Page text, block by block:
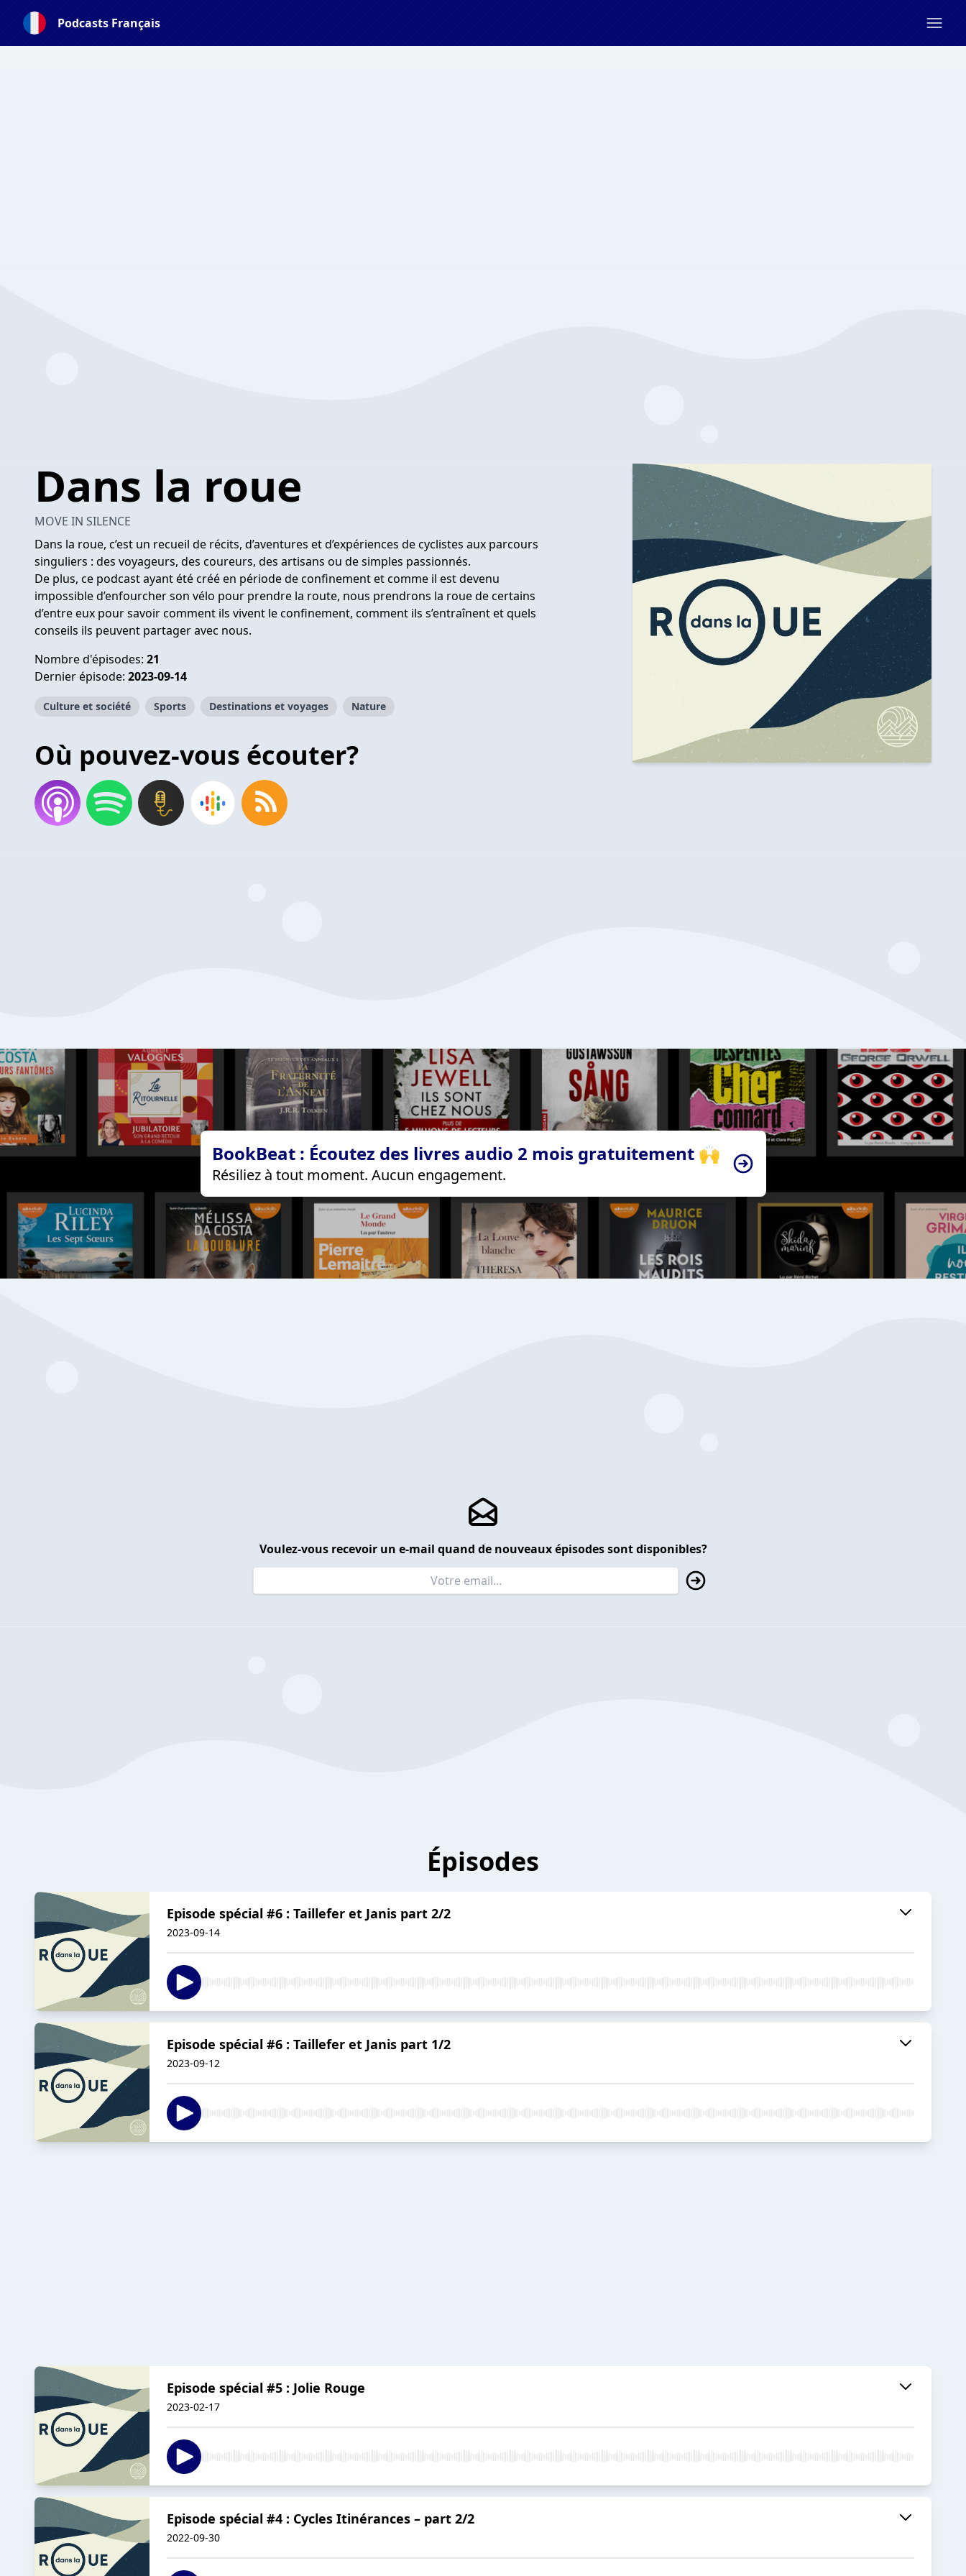
Podcasts Français
Dans la roue
MOVE IN SILENCE
Dans la roue, c’est un recueil de récits, d’aventures et d’expériences de cyclistes aux parcours
singuliers : des voyageurs, des coureurs, des artisans ou de simples passionnés.
De plus, ce podcast ayant été créé en période de confinement et comme il est devenu
impossible d’enfourcher son vélo pour prendre la route, nous prendrons la roue de certains
d’entre eux pour savoir comment ils vivent le confinement, comment ils s’entraînent et quels
conseils ils peuvent partager avec nous.
Nombre d'épisodes: 21
Dernier épisode: 2023-09-14
Culture et société Sports Destinations et voyages Nature
Où pouvez-vous écouter?
BookBeat : Écoutez des livres audio 2 mois gratuitement 🙌
Résiliez à tout moment. Aucun engagement.
Voulez-vous recevoir un e-mail quand de nouveaux épisodes sont disponibles?
Épisodes
Episode spécial #6 : Taillefer et Janis part 2/2
2023-09-14
Episode spécial #6 : Taillefer et Janis part 1/2
2023-09-12
Episode spécial #5 : Jolie Rouge
2023-02-17
Episode spécial #4 : Cycles Itinérances – part 2/2
2022-09-30